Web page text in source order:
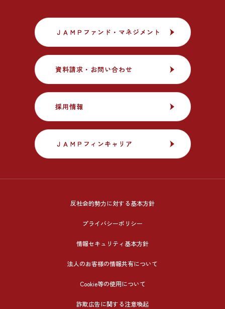
ＪＡＭＰファンド・マネジメント
ＪＡＭＰファンド・マネジメント
資料請求・お問い合わせ
資料請求・お問い合わせ
採用情報
採用情報
ＪＡＭＰフィンキャリア
ＪＡＭＰフィンキャリア
反社会的勢力に対する基本方針
プライバシーポリシー
情報セキュリティ基本方針
法人のお客様の情報共有について
Cookie等の使用について
詐欺広告に関する注意喚起